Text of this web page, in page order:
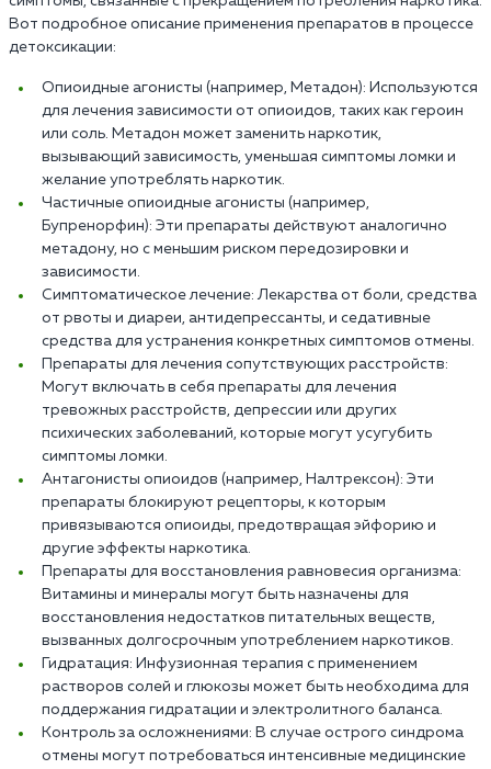
Вот подробное описание применения препаратов в процессе
детоксикации:
Опиоидные агонисты (например, Метадон): Используются
для лечения зависимости от опиоидов, таких как героин
или соль. Метадон может заменить наркотик,
вызывающий зависимость, уменьшая симптомы ломки и
желание употреблять наркотик.
Частичные опиоидные агонисты (например,
Бупренорфин): Эти препараты действуют аналогично
метадону, но с меньшим риском передозировки и
зависимости.
Симптоматическое лечение: Лекарства от боли, средства
от рвоты и диареи, антидепрессанты, и седативные
средства для устранения конкретных симптомов отмены.
Препараты для лечения сопутствующих расстройств:
Могут включать в себя препараты для лечения
тревожных расстройств, депрессии или других
психических заболеваний, которые могут усугубить
симптомы ломки.
Антагонисты опиоидов (например, Налтрексон): Эти
препараты блокируют рецепторы, к которым
привязываются опиоиды, предотвращая эйфорию и
другие эффекты наркотика.
Препараты для восстановления равновесия организма:
Витамины и минералы могут быть назначены для
восстановления недостатков питательных веществ,
вызванных долгосрочным употреблением наркотиков.
Гидратация: Инфузионная терапия с применением
растворов солей и глюкозы может быть необходима для
поддержания гидратации и электролитного баланса.
Контроль за осложнениями: В случае острого синдрома
отмены могут потребоваться интенсивные медицинские